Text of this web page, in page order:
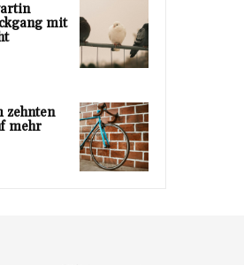
mit
zehnten
mehr